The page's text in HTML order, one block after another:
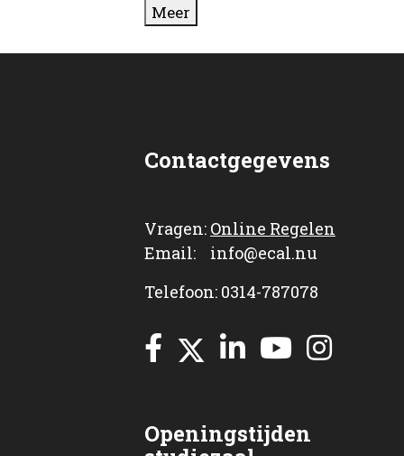
Meer
Contactgegevens
Vragen: Online Regelen
Email: info@ecal.nu
Telefoon: 0314-787078
Openingstijden